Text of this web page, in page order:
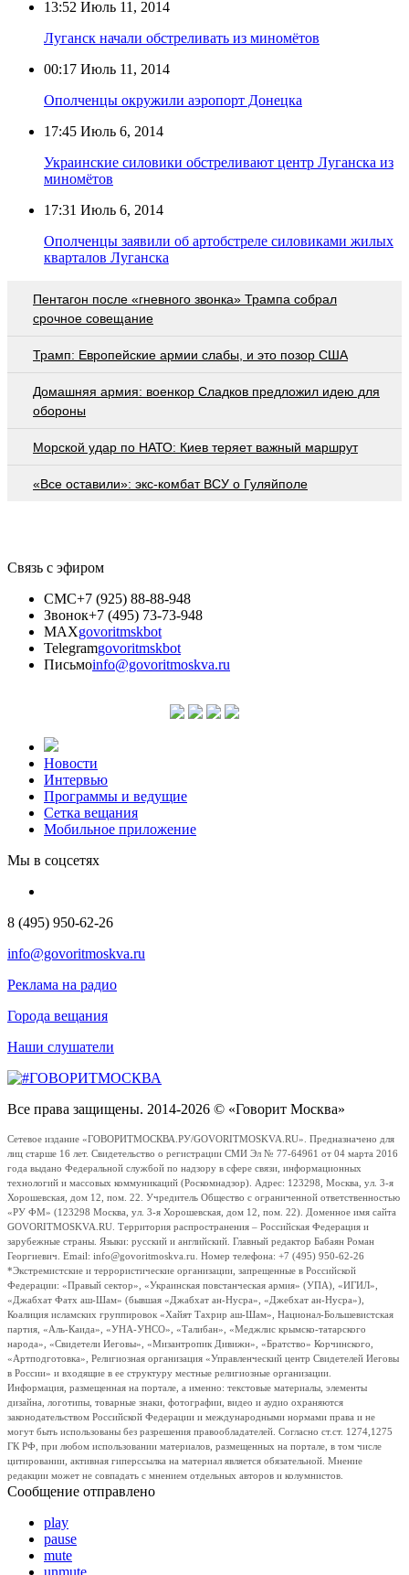
13:52 Июль 11, 2014
Луганск начали обстреливать из миномётов
00:17 Июль 11, 2014
Ополченцы окружили аэропорт Донецка
17:45 Июль 6, 2014
Украинские силовики обстреливают центр Луганска из
миномётов
17:31 Июль 6, 2014
Ополченцы заявили об артобстреле силовиками жилых
кварталов Луганска
Пентагон после «гневного звонка» Трампа собрал
срочное совещание
Трамп: Европейские армии слабы, и это позор США
Домашняя армия: военкор Сладков предложил идею для
обороны
Морской удар по НАТО: Киев теряет важный маршрут
«Все оставили»: экс-комбат ВСУ о Гуляйполе
Связь с эфиром
СМС+7 (925) 88-88-948
Звонок+7 (495) 73-73-948
MAXgovoritmskbot
Telegramgovoritmskbot
Письмоinfo@govoritmoskva.ru
Новости
Интервью
Программы и ведущие
Сетка вещания
Мобильное приложение
Мы в соцсетях
8 (495) 950-62-26
info@govoritmoskva.ru
Реклама на радио
Города вещания
Наши слушатели
Все права защищены. 2014-2026 © «Говорит Москва»
Сетевое издание «ГОВОРИТМОСКВА.РУ/GOVORITMOSKVA.RU». Предназначено для
лиц старше 16 лет. Свидетельство о регистрации СМИ Эл № 77-64961 от 04 марта 2016
года выдано Федеральной службой по надзору в сфере связи, информационных
технологий и массовых коммуникаций (Роскомнадзор). Адрес: 123298, Москва, ул. 3-я
Хорошевская, дом 12, пом. 22. Учредитель Общество с ограниченной ответственностью
«РУ ФМ» (123298 Москва, ул. 3-я Хорошевская, дом 12, пом. 22). Доменное имя сайта
GOVORITMOSKVA.RU. Территория распространения – Российская Федерация и
зарубежные страны. Языки: русский и английский. Главный редактор Бабаян Роман
Георгиевич. Email: info@govoritmoskva.ru. Номер телефона: +7 (495) 950-62-26
*Экстремистские и террористические организации, запрещенные в Российской
Федерации: «Правый сектор», «Украинская повстанческая армия» (УПА), «ИГИЛ»,
«Джабхат Фатх аш-Шам» (бывшая «Джабхат ан-Нусра», «Джебхат ан-Нусра»),
Коалиция исламских группировок «Хайят Тахрир аш-Шам», Национал-Большевистская
партия, «Аль-Каида», «УНА-УНСО», «Талибан», «Меджлис крымско-татарского
народа», «Свидетели Иеговы», «Мизантропик Дивижн», «Братство» Корчинского,
«Артподготовка», Религиозная организация «Управленческий центр Свидетелей Иеговы
в России» и входящие в ее структуру местные религиозные организации.
Информация, размещенная на портале, а именно: текстовые материалы, элементы
дизайна, логотипы, товарные знаки, фотографии, видео и аудио охраняются
законодательством Российской Федерации и международными нормами права и не
могут быть использованы без разрешения правообладателей. Согласно ст.ст. 1274,1275
ГК РФ, при любом использовании материалов, размещенных на портале, в том числе
цитировании, активная гиперссылка на материал является обязательной. Мнение
редакции может не совпадать с мнением отдельных авторов и колумнистов.
Сообщение отправлено
play
pause
mute
unmute